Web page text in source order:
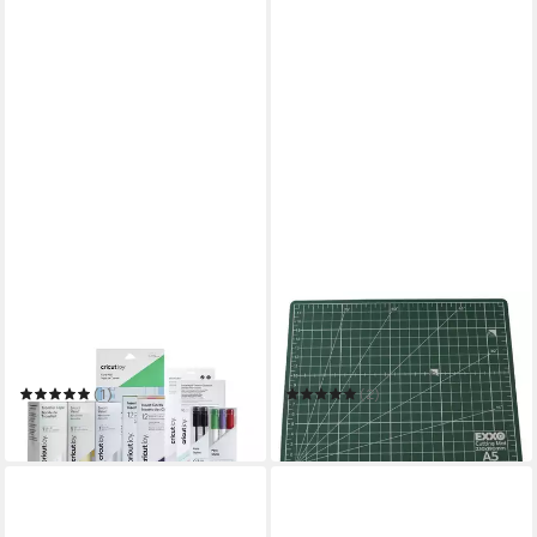
Starter Bundle
(1)
44,90 €
in 2-3 Werktagen bei dir
EXXO BY HFP
Schneideunterlage 1 Stück
Schneidematte A5-A1
(2)
ab 2,20 €
in 4-5 Werktagen bei dir